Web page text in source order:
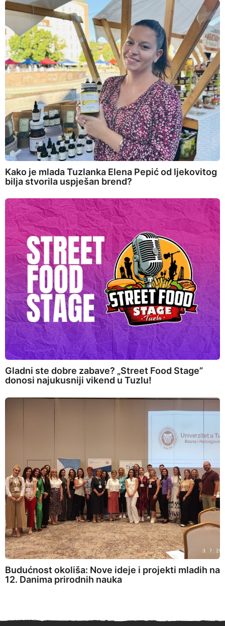
Kako je mlada Tuzlanka Elena Pepić od ljekovitog
bilja stvorila uspješan brend?
Gladni ste dobre zabave? „Street Food Stage”
donosi najukusniji vikend u Tuzlu!
Budućnost okoliša: Nove ideje i projekti mladih na
12. Danima prirodnih nauka